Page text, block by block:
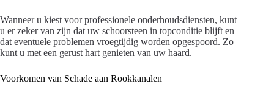
Wanneer u kiest voor professionele onderhoudsdiensten, kunt
u er zeker van zijn dat uw schoorsteen in topconditie blijft en
dat eventuele problemen vroegtijdig worden opgespoord. Zo
kunt u met een gerust hart genieten van uw haard.
Voorkomen van Schade aan Rookkanalen